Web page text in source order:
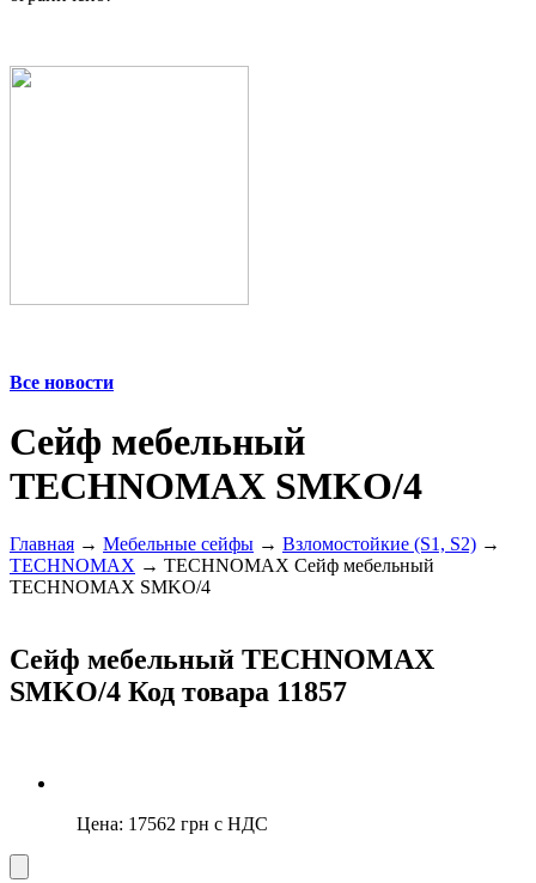
Все новости
Сейф мебельный
TECHNOMAX SMKO/4
Главная → Мебельные сейфы → Взломостойкие (S1, S2) →
TECHNOMAX → TECHNOMAX Сейф мебельный
TECHNOMAX SMKO/4
Сейф мебельный TECHNOMAX
SMKO/4 Код товара 11857
Цена: 17562 грн с НДС